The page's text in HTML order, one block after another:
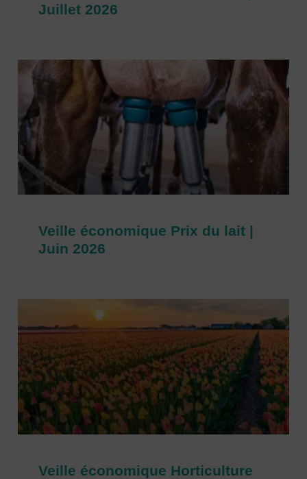
Juillet 2026
Veille économique Prix du lait |
Juin 2026
Veille économique Horticulture